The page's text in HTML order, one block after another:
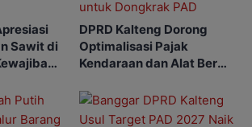
Sawit di
DPRD Kalteng Dorong
Optimalisasi Pajak
Kendaraan dan Alat Berat